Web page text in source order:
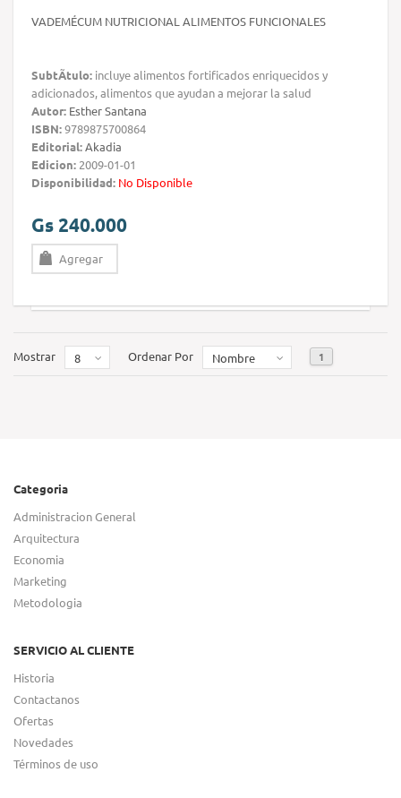
VADEMÉCUM NUTRICIONAL ALIMENTOS FUNCIONALES
SubtÃ­tulo: incluye alimentos fortificados enriquecidos y
adicionados, alimentos que ayudan a mejorar la salud
Autor: Esther Santana
ISBN:9789875700864
Editorial:Akadia
Edicion: 2009-01-01
Disponibilidad: No Disponible
Gs 240.000
Agregar
Mostrar 8 Ordenar Por Nombre 1
Categoria
Administracion General
Arquitectura
Economia
Marketing
Metodologia
SERVICIO AL CLIENTE
Historia
Contactanos
Ofertas
Novedades
Términos de uso